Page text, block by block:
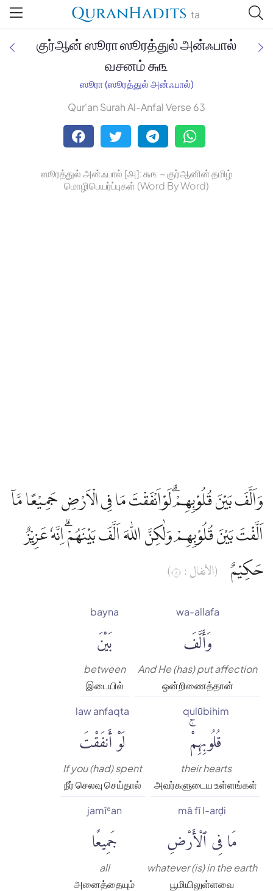
QuranHadits ta
Jan Trust Foundation
Mufti Omar Sheriff Qasimi,
குர்ஆன் ஸூரா ஸூரத்துல் அன்ஃபால்
வசனம் ௬௩
ஸூரா (ஸூரத்துல் அன்ஃபால்)
Qur'an Surah Al-Anfal Verse 63
ஸூரத்துல் அன்ஃபால் [௮]: ௬௩ ~ குர்ஆனின் தமிழ்
மொழிபெயர்ப்புகள் (Word By Word)
وَاَلَّفَ بَيْنَ قُلُوْبِهِمْۗ لَوْاَنْفَقْتَ مَا فِى الْاَرْضِ جَمِيْعًا مَّآ
اَلَّفْتَ بَيْنَ قُلُوْبِهِمْ وَلٰكِنَّ اللّٰهَ اَلَّفَ بَيْنَهُمْۗ اِنَّهٗ عَزِيْزٌ
حَكِيْمٌ
(الأنفال : ٨)
wa-allafa
وَأَلَّفَ
And He (has) put affection
ஒன்றிணைத்தான்
bayna
بَيْنَ
between
இடையில்
qulūbihim
قُلُوبِهِمْۚ
their hearts
அவர்களுடைய உள்ளங்கள்
law anfaqta
لَوْ أَنفَقْتَ
If you (had) spent
நீர் செலவு செய்தால்
mā fī l-arḍi
مَا فِى ٱلْأَرْضِ
whatever (is) in the earth
பூமியிலுள்ளவை
jamīʿan
جَمِيعًا
all
அனைத்தையும்